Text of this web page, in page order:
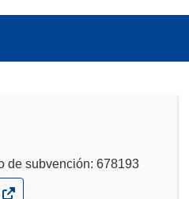
de subvención: 678193